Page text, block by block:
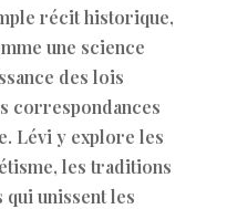
récit historique,
une science
des lois
correspondances
Lévi y explore les
les traditions
unissent les